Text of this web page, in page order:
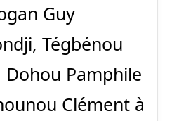
Guy
Tégbénou
Dohou Pamphile
Clément à